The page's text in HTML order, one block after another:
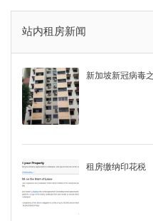
站内租房新闻
新加坡新冠病毒
租房缴纳印花税